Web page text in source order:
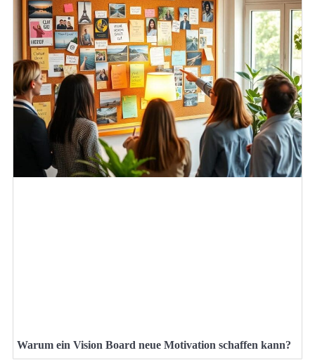
Warum ein Vision Board neue Motivation schaffen kann?